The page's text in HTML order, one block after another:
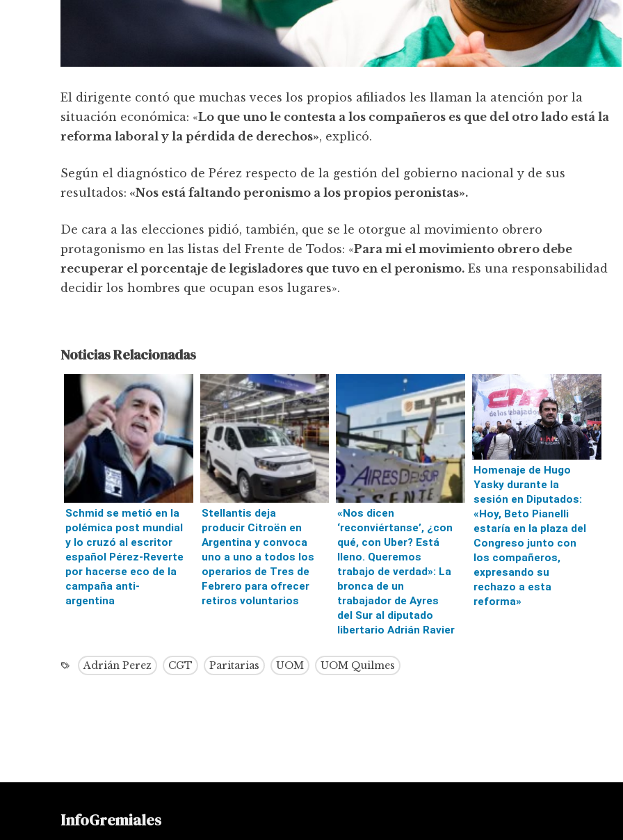
El dirigente contó que muchas veces los propios afiliados les llaman la atención por la
situación económica: «Lo que uno le contesta a los compañeros es que del otro lado está la
reforma laboral y la pérdida de derechos», explicó.
Según el diagnóstico de Pérez respecto de la gestión del gobierno nacional y de sus
resultados: «Nos está faltando peronismo a los propios peronistas».
De cara a las elecciones pidió, también, que se le otorgue al movimiento obrero
protagonismo en las listas del Frente de Todos: «Para mi el movimiento obrero debe
recuperar el porcentaje de legisladores que tuvo en el peronismo. Es una responsabilidad
decidir los hombres que ocupan esos lugares».
Noticias Relacionadas
Schmid se metió en la
polémica post mundial
y lo cruzó al escritor
español Pérez-Reverte
por hacerse eco de la
campaña anti-
argentina
Stellantis deja
producir Citroën en
Argentina y convoca
uno a uno a todos los
operarios de Tres de
Febrero para ofrecer
retiros voluntarios
«Nos dicen
‘reconviértanse’, ¿con
qué, con Uber? Está
lleno. Queremos
trabajo de verdad»: La
bronca de un
trabajador de Ayres
del Sur al diputado
libertario Adrián Ravier
Homenaje de Hugo
Yasky durante la
sesión en Diputados:
«Hoy, Beto Pianelli
estaría en la plaza del
Congreso junto con
los compañeros,
expresando su
rechazo a esta
reforma»
Adrián Perez CGT Paritarias UOM UOM Quilmes
InfoGremiales